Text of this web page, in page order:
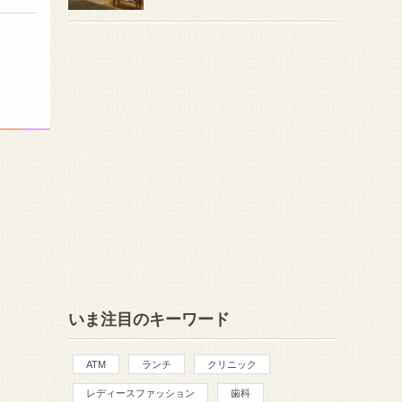
いま注目のキーワード
ATM ランチ クリニック
レディースファッション 歯科